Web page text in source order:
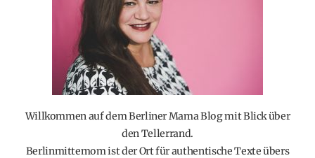
Willkommen auf dem Berliner Mama Blog mit Blick über
den Tellerrand.
Berlinmittemom ist der Ort für authentische Texte übers